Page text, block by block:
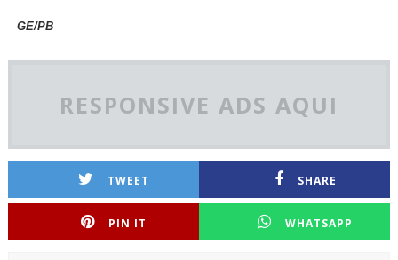
GE/PB
RESPONSIVE ADS AQUI
TWEET SHARE
PIN IT WHATSAPP